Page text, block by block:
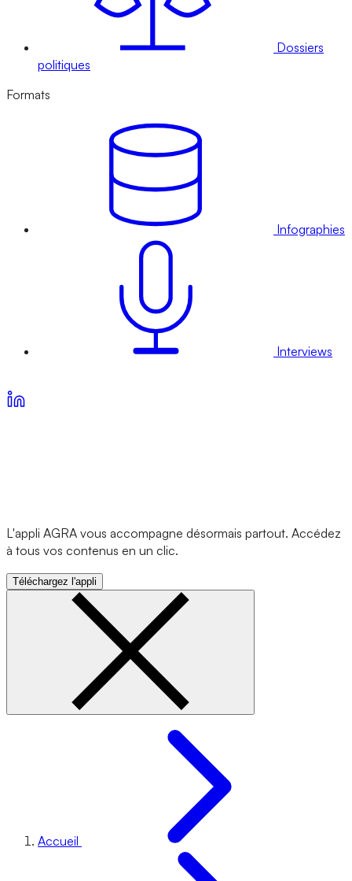
Dossiers
politiques
Formats
Infographies
Interviews
L'appli AGRA vous accompagne désormais partout. Accédez
à tous vos contenus en un clic.
Téléchargez l'appli
Accueil